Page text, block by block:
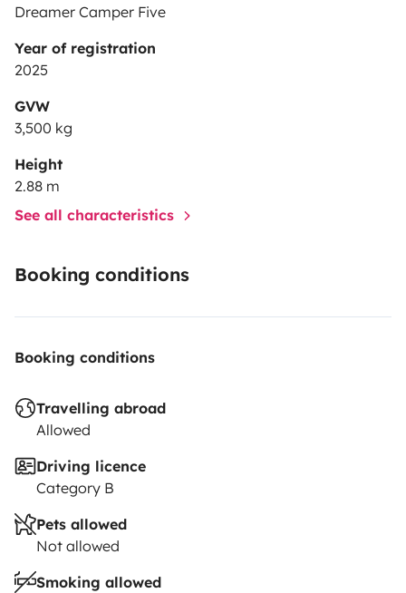
Dreamer Camper Five
Year of registration
2025
GVW
3,500 kg
Height
2.88 m
See all characteristics
Booking conditions
Booking conditions
Travelling abroad
Allowed
Driving licence
Category B
Pets allowed
Not allowed
Smoking allowed